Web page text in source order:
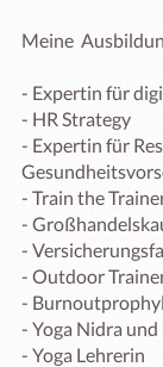
Meine
- Expertin für
- HR Strategy
- Expertin für
- Train the
-
-
- Outdoor
-
- Yoga Nidra
- Yoga Lehrerin